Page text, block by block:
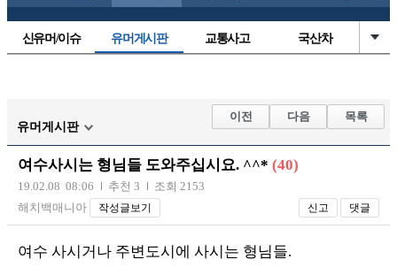
신유머/이슈 유머게시판 교통사고 국산차
자유사진 군사/무기
트럭/버스
장착시공사진
유머게시판
이전 다음 목록
여수사시는 형님들 도와주십시요. ^^* (40)
19.02.08 08:06 추천 3
조회 2153
해치백매니아
작성글보기 신고 댓글
여수 사시거나 주변도시에 사시는 형님들.